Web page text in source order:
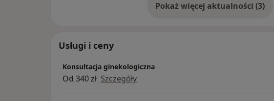
Pokaż więcej aktualności (3)
Usługi i ceny
Konsultacja ginekologiczna
Od 340 zł Szczegóły